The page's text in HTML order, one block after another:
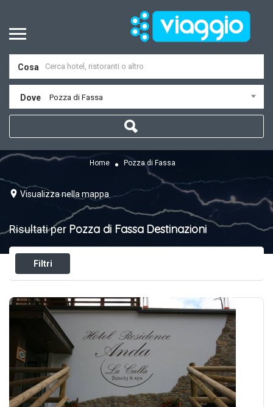
Cosa
Dove Pozza di Fassa
Home Pozza di Fassa
Visualizza nella mappa
Risultati per Pozza di Fassa Destinazioni
Filtri